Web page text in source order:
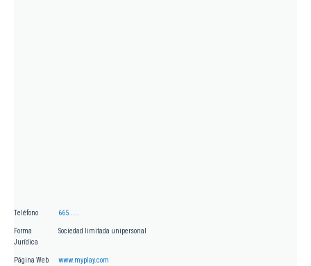
Teléfono 665.....
Forma
Jurídica
Sociedad limitada unipersonal
Página Web www.myplay.com